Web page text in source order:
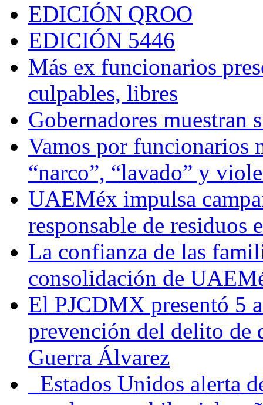
EDICIÓN QROO
EDICIÓN 5446
Más ex funcionarios
culpables, libres
Gobernadores muestran
Vamos por funcionarios
“narco”, “lavado” y
UAEMéx impulsa
responsable de residuos
La confianza de las
consolidación de
El PJCDMX presentó 5
prevención del delito de
Guerra Álvarez
Estados Unidos alerta